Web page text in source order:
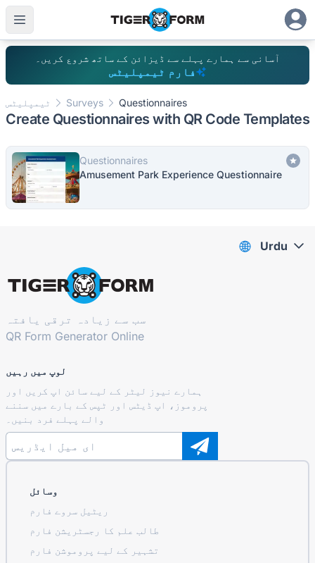
آسانی سے ہمارے پہلے سے ڈیزائن کے ساتھ شروع کریں۔
فارم ٹیمپلیٹس
ٹیمپلیٹس Surveys Questionnaires
Create Questionnaires with QR Code Templates
Questionnaires
Amusement Park Experience Questionnaire
سب سے زیادہ ترقی یافتہ
QR Form Generator Online
لوپ میں رہیں
ہمارے نیوز لیٹر کے لیے سائن اپ کریں اور
پروموز، اپ ڈیٹس اور ٹپس کے بارے میں سننے
والے پہلے فرد بنیں۔
وسائل
ریٹیل سروے فارم
طالب علم کا رجسٹریشن فارم
تشہیر کے لیے پروموشن فارم
Urdu